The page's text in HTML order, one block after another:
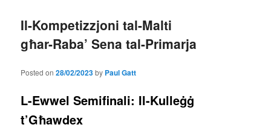
Il-Kompetizzjoni tal-Malti
għar-Raba’ Sena tal-Primarja
Posted on28/02/2023by Paul Gatt
L-Ewwel Semifinali: Il-Kulleġġ
t’Għawdex